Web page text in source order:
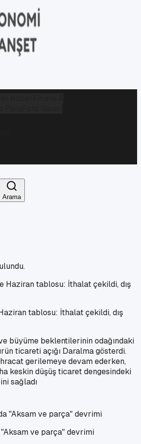
Arama
tablosu: İthalat çekildi, dış
büyüme beklentilerinin odağındaki
ticareti açığı Daralma gösterdi.
gerilemeye devam ederken,
keskin düşüş ticaret dengesindeki
sağladı
ve parça" devrimi